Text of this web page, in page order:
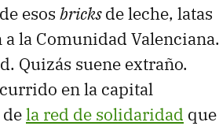
esos bricksde leche, latas
a la Comunidad Valenciana.
Quizás suene extraño.
en la capital
la red de solidaridad que